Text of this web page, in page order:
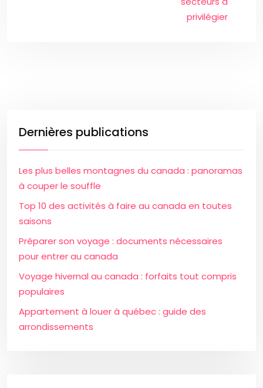
privilégier
Dernières publications
Les plus belles montagnes du canada : panoramas
à couper le souffle
Top 10 des activités à faire au canada en toutes
saisons
Préparer son voyage : documents nécessaires
pour entrer au canada
Voyage hivernal au canada : forfaits tout compris
populaires
Appartement à louer à québec : guide des
arrondissements